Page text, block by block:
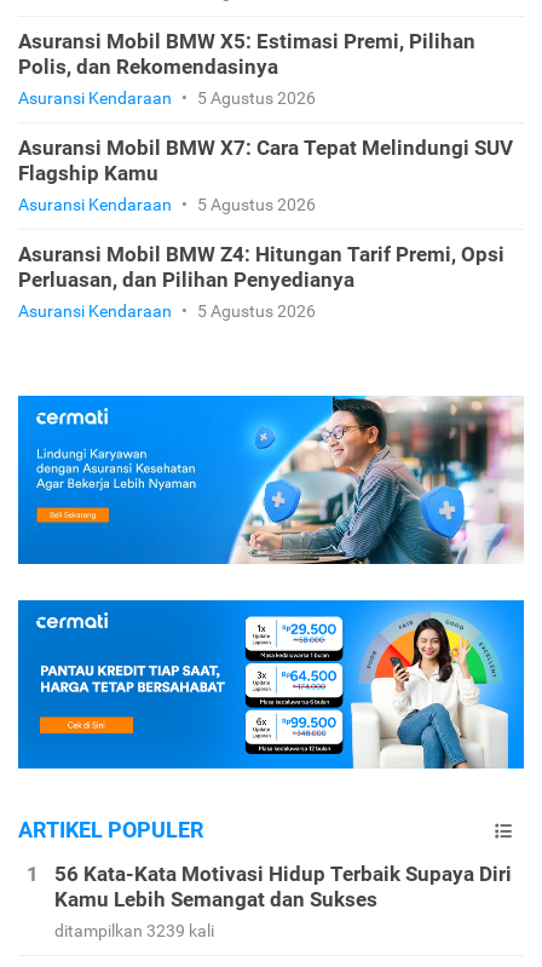
Asuransi Mobil BMW X5: Estimasi Premi, Pilihan
Polis, dan Rekomendasinya
Asuransi Kendaraan • 5 Agustus 2026
Asuransi Mobil BMW X7: Cara Tepat Melindungi SUV
Flagship Kamu
Asuransi Kendaraan • 5 Agustus 2026
Asuransi Mobil BMW Z4: Hitungan Tarif Premi, Opsi
Perluasan, dan Pilihan Penyedianya
Asuransi Kendaraan • 5 Agustus 2026
ARTIKEL POPULER
56 Kata-Kata Motivasi Hidup Terbaik Supaya Diri
Kamu Lebih Semangat dan Sukses
ditampilkan 3239 kali